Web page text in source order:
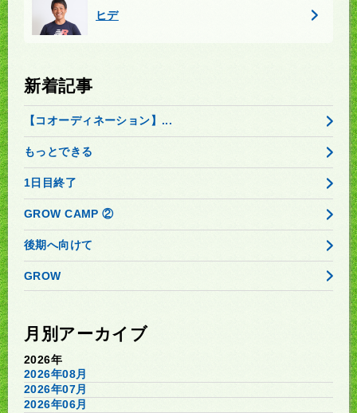
ヒデ
新着記事
【コオーディネーション】...
もっとできる
1日目終了
GROW CAMP ②
後期へ向けて
GROW
月別アーカイブ
2026年
2026年08月
2026年07月
2026年06月